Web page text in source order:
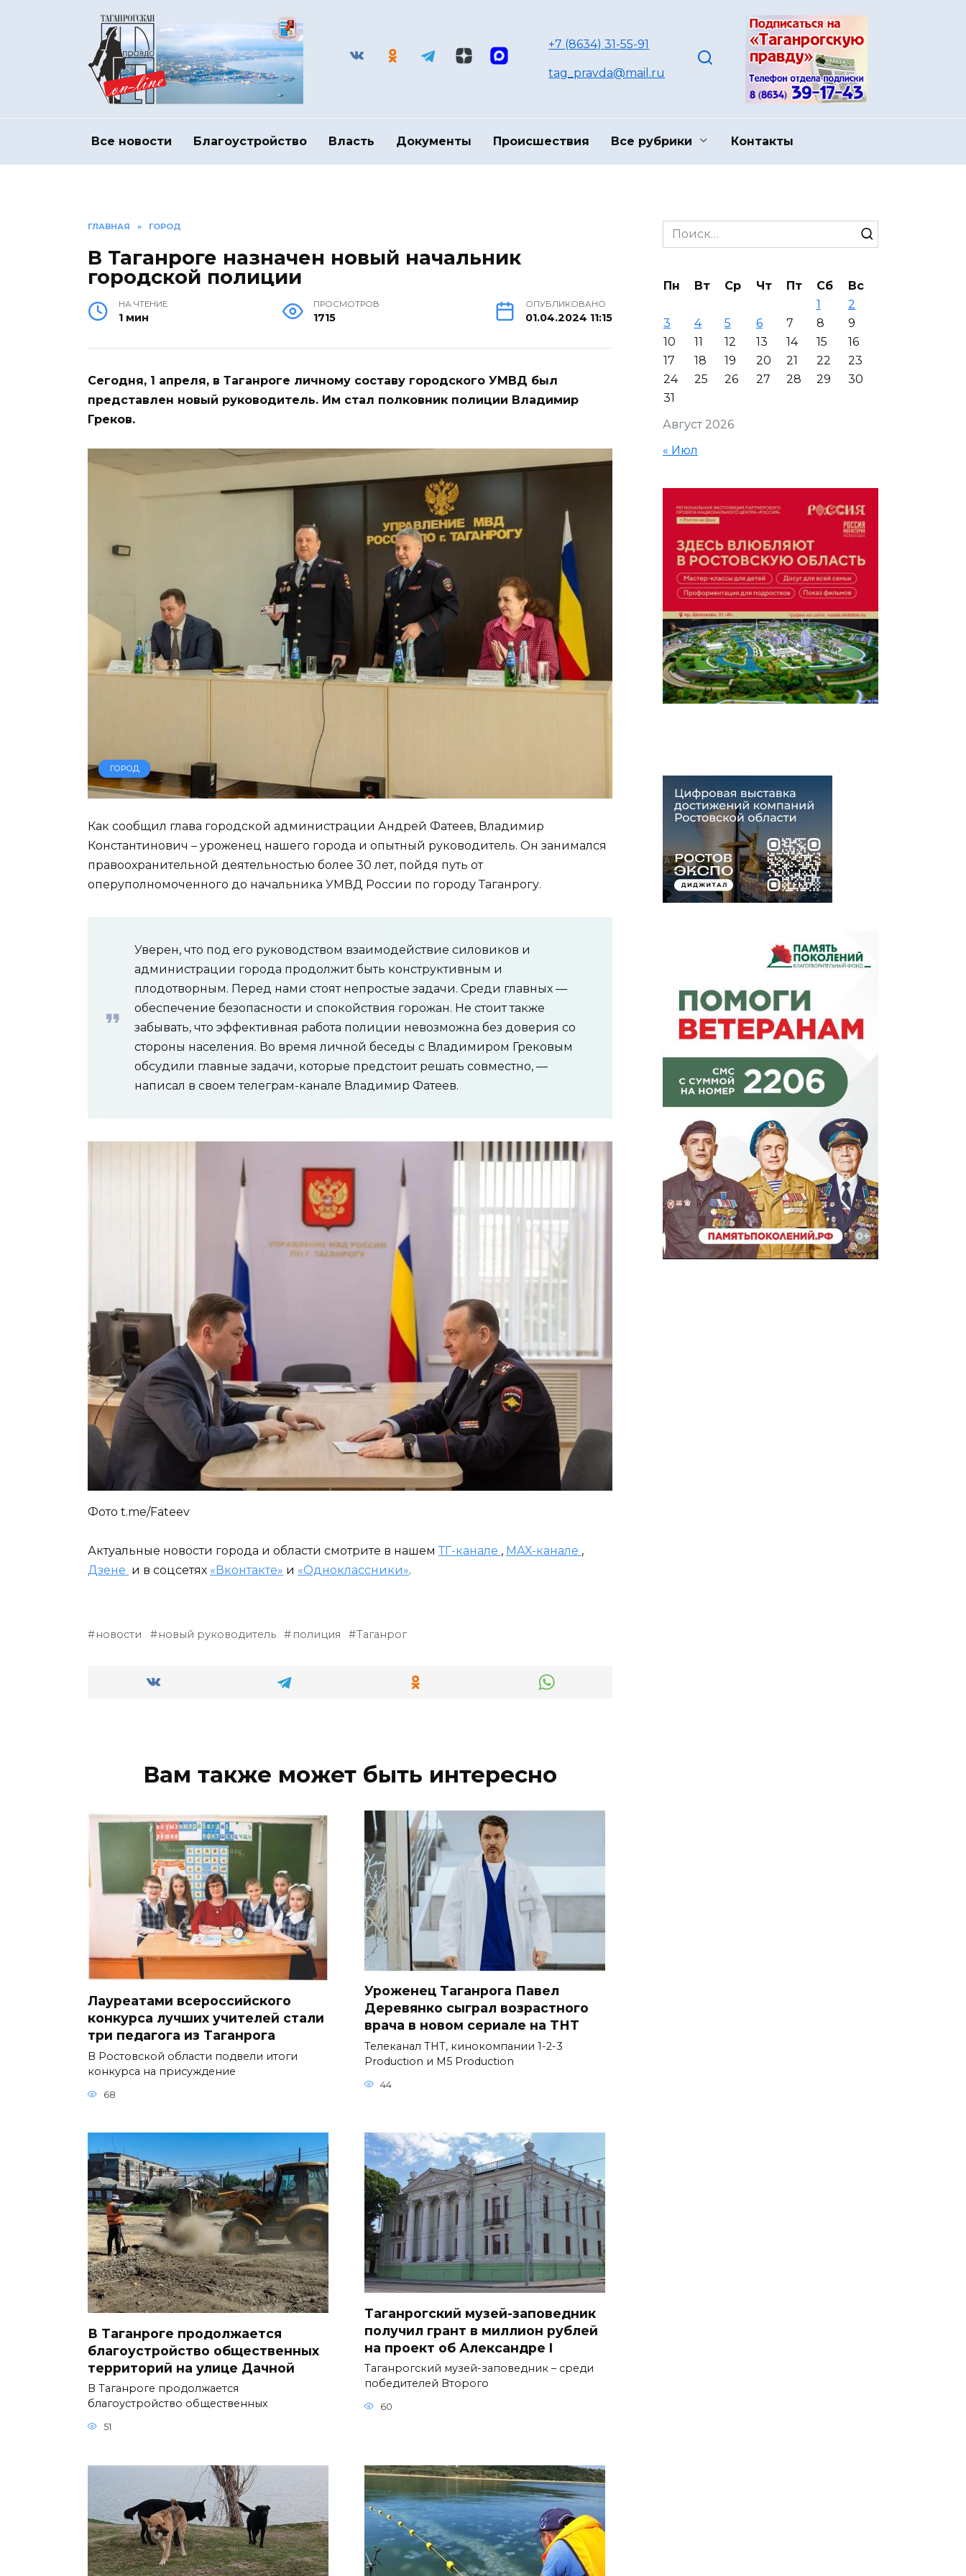
+7 (8634) 31-55-91
tag_pravda@mail.ru
Все новости Благоустройство Власть Документы Происшествия Все рубрики Контакты
ГЛАВНАЯ » ГОРОД
В Таганроге назначен новый начальник
городской полиции
НА ЧТЕНИЕ
1 мин
ПРОСМОТРОВ
1715
ОПУБЛИКОВАНО
01.04.2024 11:15
Сегодня, 1 апреля, в Таганроге личному составу городского УМВД был
представлен новый руководитель. Им стал полковник полиции Владимир
Греков.
ГОРОД
Как сообщил глава городской администрации Андрей Фатеев, Владимир
Константинович – уроженец нашего города и опытный руководитель. Он занимался
правоохранительной деятельностью более 30 лет, пойдя путь от
оперуполномоченного до начальника УМВД России по городу Таганрогу.
Уверен, что под его руководством взаимодействие силовиков и
администрации города продолжит быть конструктивным и
плодотворным. Перед нами стоят непростые задачи. Среди главных —
обеспечение безопасности и спокойствия горожан. Не стоит также
забывать, что эффективная работа полиции невозможна без доверия со
стороны населения. Во время личной беседы с Владимиром Грековым
обсудили главные задачи, которые предстоит решать совместно, —
написал в своем телеграм-канале Владимир Фатеев.
Фото t.me/Fateev
Актуальные новости города и области смотрите в нашем ТГ-канале , МАХ-канале ,
Дзене и в соцсетях «Вконтакте» и «Одноклассники».
новости новый руководитель полиция Таганрог
Вам также может быть интересно
Лауреатами всероссийского
конкурса лучших учителей стали
три педагога из Таганрога
В Ростовской области подвели итоги
конкурса на присуждение
68
Уроженец Таганрога Павел
Деревянко сыграл возрастного
врача в новом сериале на ТНТ
Телеканал ТНТ, кинокомпании 1-2-3
Production и M5 Production
44
В Таганроге продолжается
благоустройство общественных
территорий на улице Дачной
В Таганроге продолжается
благоустройство общественных
51
Таганрогский музей-заповедник
получил грант в миллион рублей
на проект об Александре I
Таганрогский музей-заповедник – среди
победителей Второго
60
Search
for:
Август 2026
Пн Вт Ср Чт Пт Сб
Вс
1
2
3
4 5 6 7 8
9
10
11 12 13 14 15
16
17
18 19 20 21 22
23
24
25 26 27 28 29
30
31
« Июл